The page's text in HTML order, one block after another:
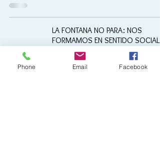
LA FONTANA NO PARA: NOS
FORMAMOS EN SENTIDO SOCIAL
BIOSEGURIDAD.
15 feb 2021 1 min de lectura
Phone Email Facebook